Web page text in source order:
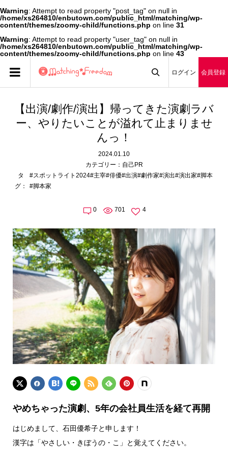
Warning: Attempt to read property "post_tag" on null in
/home/xs264810/enbutown.com/public_html/matching/wp-
content/themes/zoomy-child/functions.php on line 31
Warning: Attempt to read property "user_tag" on null in
/home/xs264810/enbutown.com/public_html/matching/wp-
content/themes/zoomy-child/functions.php on line 43

ログイン 会員登録
【出演/劇作/演出】帰ってきた演劇ラバ
ー、やりたいことが溢れて止まりませ
んっ！
2024.01.10
カテゴリー： 自己PR
タ
グ：
#スポットライト2024#主宰#俳優#出演#劇作家#演出#演出家#脚本
#脚本家
0 701 4
やめちゃった演劇、5年の会社員生活を経て再開
はじめまして、石田優希子と申します！
漢字は「やさしい・きぼうの・こ」と覚えてください。